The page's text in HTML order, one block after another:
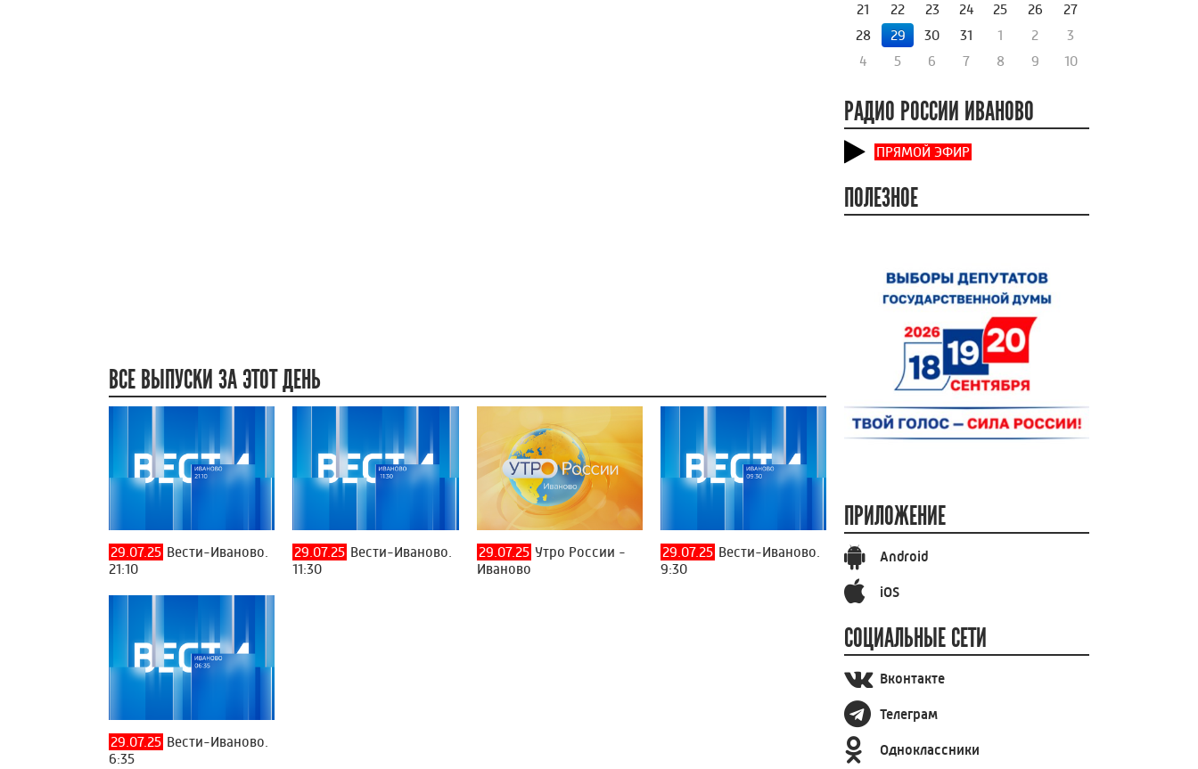
ВСЕ ВЫПУСКИ ЗА ЭТОТ ДЕНЬ
29.07.25 Вести-Иваново.
21:10
29.07.25 Вести-Иваново.
11:30
29.07.25 Утро России -
Иваново
29.07.25 Вести-Иваново.
9:30
29.07.25 Вести-Иваново.
6:35
21
22 23 24 25 26
27
28
29 30 31 1 2
3
4
5 6 7 8 9 10
РАДИО РОССИИ ИВАНОВО
ПРЯМОЙ ЭФИР
ПОЛЕЗНОЕ
ПРИЛОЖЕНИЕ
Android
iOS
СОЦИАЛЬНЫЕ СЕТИ
Вконтакте
Телеграм
Одноклассники